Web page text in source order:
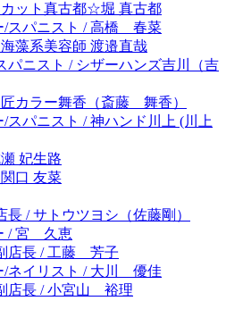
ット真古都☆堀 真古都
/スパニスト / 高橋 春菜
藻系美容師 渡邉直哉
パニスト / シザーハンズ吉川（吉
カラー舞香（斎藤 舞香）
スパニスト / 神ハンド川上 (川上
妃生路
口 友菜
長 / サトウツヨシ（佐藤剛）
/ 宮 久恵
店長 / 工藤 芳子
/ネイリスト / 大川 優佳
店長 / 小宮山 裕理